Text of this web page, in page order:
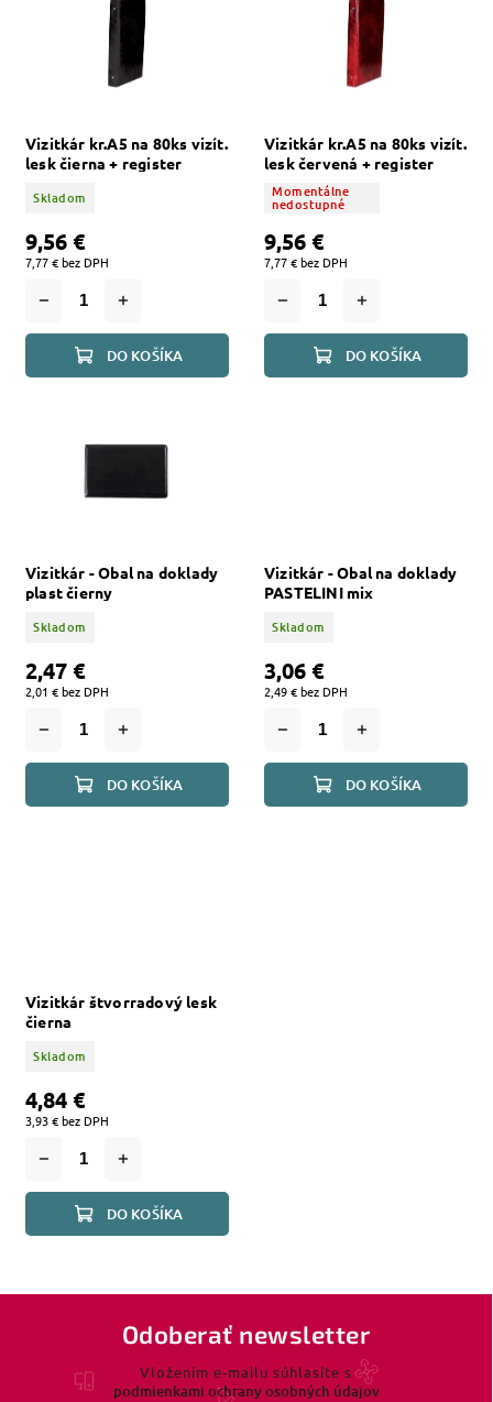
Vizitkár kr.A5 na 80ks vizít.
lesk čierna + register
Skladom
7,77 € bez DPH
9,56 €
DO KOŠÍKA
Vizitkár kr.A5 na 80ks vizít.
lesk červená + register
Momentálne
nedostupné
7,77 € bez DPH
9,56 €
DO KOŠÍKA
Vizitkár - Obal na doklady
plast čierny
Skladom
2,01 € bez DPH
2,47 €
DO KOŠÍKA
Vizitkár - Obal na doklady
PASTELINI mix
Skladom
2,49 € bez DPH
3,06 €
DO KOŠÍKA
Vizitkár štvorradový lesk
čierna
Skladom
3,93 € bez DPH
4,84 €
DO KOŠÍKA
Odoberať newsletter
Vložením e-mailu súhlasíte s
podmienkami ochrany osobných údajov